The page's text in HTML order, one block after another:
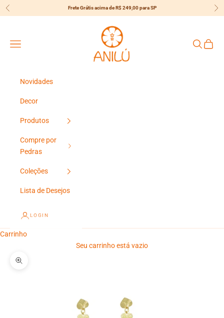
Pular para o conteúdo
Anterior Frete Grátis acima de R$ 249,00 para SP
Anilú
Menu
Pesquisar
Novidades
Decor
Produtos
Compre por
Pedras
Coleções
Lista de Desejos
LOGIN
Carrinho
Seu carrinho está vazio
Zoom na imagem
{{currency}}{{discount}} Desconto
View Cart